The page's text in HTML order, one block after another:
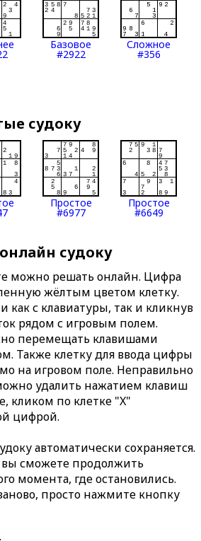
Базовое
#2922
Сложное
#356
судоку
Простое
#6977
Простое
#6649
судоку
можно решать онлайн. Цифра
жёлтым цветом клетку.
с клавиатуры, так и кликнув
рядом с игровым полем.
перемещать клавишами
Также клетку для ввода цифры
на игровом поле. Неправильно
удалить нажатием клавиш
кликом по клетке "X"
цифрой.
автоматически сохраняется.
сможете продолжить
момента, где остановились.
просто нажмите кнопку